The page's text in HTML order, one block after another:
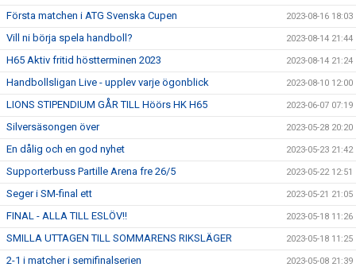
Första matchen i ATG Svenska Cupen 2023-08-16 18:03
Vill ni börja spela handboll? 2023-08-14 21:44
H65 Aktiv fritid höstterminen 2023 2023-08-14 21:24
Handbollsligan Live - upplev varje ögonblick 2023-08-10 12:00
LIONS STIPENDIUM GÅR TILL Höörs HK H65 2023-06-07 07:19
Silversäsongen över 2023-05-28 20:20
En dålig och en god nyhet 2023-05-23 21:42
Supporterbuss Partille Arena fre 26/5 2023-05-22 12:51
Seger i SM-final ett 2023-05-21 21:05
FINAL - ALLA TILL ESLÖV!! 2023-05-18 11:26
SMILLA UTTAGEN TILL SOMMARENS RIKSLÄGER 2023-05-18 11:25
2-1 i matcher i semifinalserien 2023-05-08 21:39